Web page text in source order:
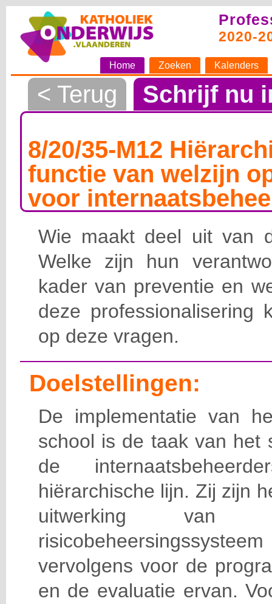
2020-
Home Zoeken Kalenders
< Terug Schrijf nu
8/20/35-M12
functie van welzijn
voor
Wie maakt deel uit van
Welke zijn hun
kader van preventie en
deze professionalisering
op deze vragen.
Doelstellingen:
De implementatie van
school is de taak van het
de
hiërarchische lijn. Zij zijn
uitwerking van
vervolgens voor de
en de evaluatie ervan.